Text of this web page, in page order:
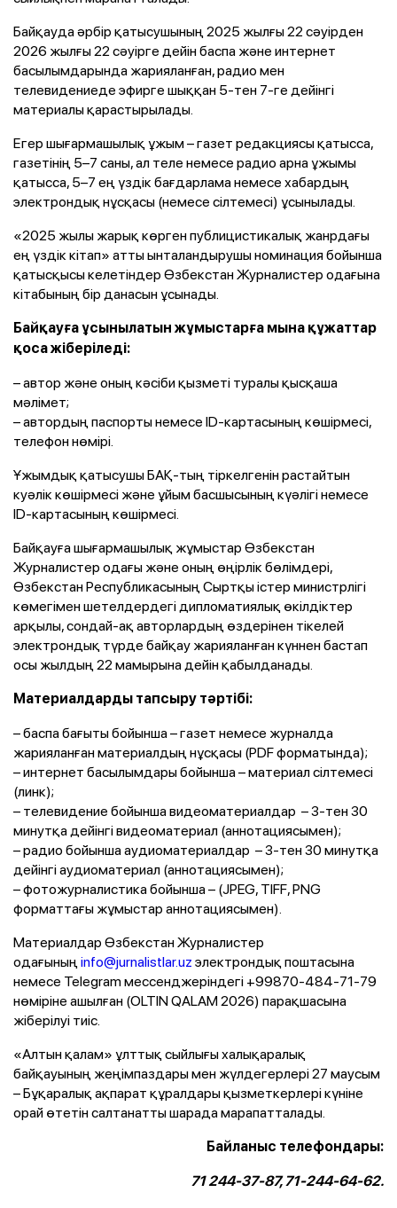
Байқауда әрбір қатысушының 2025 жылғы 22 сәуірден
2026 жылғы 22 сәуірге дейін баспа және интернет
басылымдарында жарияланған, радио мен
телевидениеде эфирге шыққан 5-тен 7-ге дейінгі
материалы қарастырылады.
Егер шығармашылық ұжым – газет редакциясы қатысса,
газетінің 5–7 саны, ал теле немесе радио арна ұжымы
қатысса, 5–7 ең үздік бағдарлама немесе хабардың
электрондық нұсқасы (немесе сілтемесі) ұсынылады.
«2025 жылы жарық көрген публицистикалық жанрдағы
ең үздік кітап» атты ынталандырушы номинация бойынша
қатысқысы келетіндер Өзбекстан Журналистер одағына
кітабының бір данасын ұсынады.
Байқауға ұсынылатын жұмыстарға мына құжаттар
қоса жіберіледі:
– автор және оның кәсіби қызметі туралы қысқаша
мәлімет;
– автордың паспорты немесе ID-картасының көшірмесі,
телефон нөмірі.
Ұжымдық қатысушы БАҚ-тың тіркелгенін растайтын
куәлік көшірмесі және ұйым басшысының күәлігі немесе
ID-картасының көшірмесі.
Байқауға шығармашылық жұмыстар Өзбекстан
Журналистер одағы және оның өңірлік бөлімдері,
Өзбекстан Республикасының Сыртқы істер министрлігі
көмегімен шетелдердегі дипломатиялық өкілдіктер
арқылы, сондай-ақ авторлардың өздерінен тікелей
электрондық түрде байқау жарияланған күннен бастап
осы жылдың 22 мамырына дейін қабылданады.
Материалдарды тапсыру тәртібі:
– баспа бағыты бойынша – газет немесе журналда
жарияланған материалдың нұсқасы (PDF форматында);
– интернет басылымдары бойынша – материал сілтемесі
(линк);
– телевидение бойынша видеоматериалдар – 3-тен 30
минутқа дейінгі видеоматериал (аннотациясымен);
– радио бойынша аудиоматериалдар – 3-тен 30 минутқа
дейінгі аудиоматериал (аннотациясымен);
– фотожурналистика бойынша – (JPEG, TIFF, PNG
форматтағы жұмыстар аннотациясымен).
Материалдар Өзбекстан Журналистер
одағыныңinfo@jurnalistlar.uzэлектрондық поштасына
немесе Telegram мессенджеріндегі +99870-484-71-79
нөміріне ашылған (OLTIN QALAM 2026) парақшасына
жіберілуі тиіс.
«Алтын қалам» ұлттық сыйлығы халықаралық
байқауының жеңімпаздары мен жүлдегерлері 27 маусым
– Бұқаралық ақпарат құралдары қызметкерлері күніне
орай өтетін салтанатты шарада марапатталады.
Байланыс телефондары:
71 244-37-87, 71-244-64-62.